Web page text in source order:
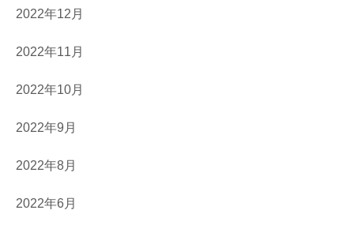
2022年12月
2022年11月
2022年10月
2022年9月
2022年8月
2022年6月